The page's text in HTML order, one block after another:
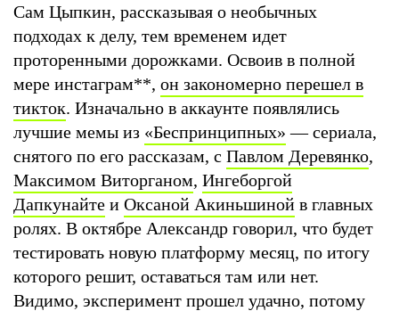
Сам Цыпкин, рассказывая о необычных
подходах к делу, тем временем идет
проторенными дорожками. Освоив в полной
мере инстаграм**, он закономерно перешел в
тикток. Изначально в аккаунте появлялись
лучшие мемы из «Беспринципных» — сериала,
снятого по его рассказам, с Павлом Деревянко,
Максимом Виторганом, Ингеборгой
Дапкунайте и Оксаной Акиньшиной в главных
ролях. В октябре Александр говорил, что будет
тестировать новую платформу месяц, по итогу
которого решит, оставаться там или нет.
Видимо, эксперимент прошел удачно, потому